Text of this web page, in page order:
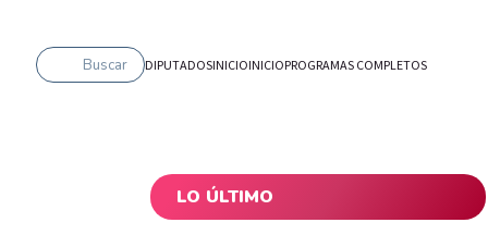
Buscar DIPUTADOSINICIOINICIOPROGRAMAS COMPLETOS
LO ÚLTIMO